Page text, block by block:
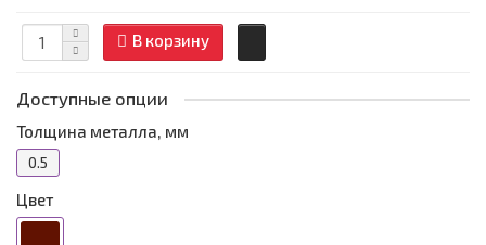
В корзину
Доступные опции
Толщина металла, мм
0.5
Цвет